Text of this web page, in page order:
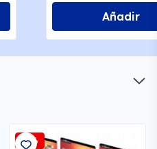
Añadir
-2%